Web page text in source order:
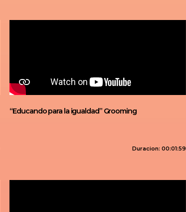
“Educando para la igualdad” Grooming
Duracion: 00:01:59